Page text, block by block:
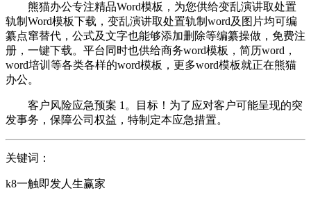
熊猫办公专注精品Word模板，为您供给变乱演讲取处置
轨制Word模板下载，变乱演讲取处置轨制word及图片均可编
纂点窜替代，公式及文字也能够添加删除等编纂操做，免费注
册，一键下载。平台同时也供给商务word模板，简历word，
word培训等各类各样的word模板，更多word模板就正在熊猫
办公。
客户风险应急预案 1。目标！为了应对客户可能呈现的突
发事务，保障公司权益，特制定本应急措置。
关键词：
k8一触即发人生赢家